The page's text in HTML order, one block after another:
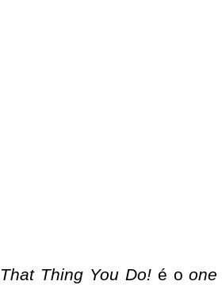
That Thing You Do!é oone